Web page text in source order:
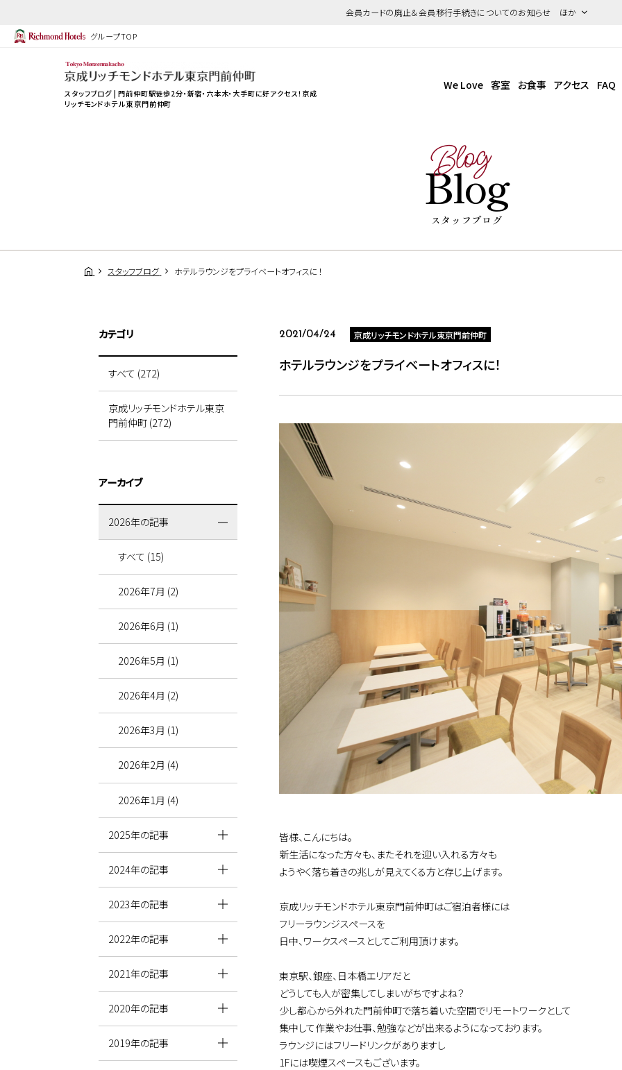
会員カードの廃止＆会員移行手続きについてのお知らせ ほか
グループTOP
スタッフブログ | 門前仲町駅徒歩2分・新宿・六本木・大手町に好アクセス！京成
リッチモンドホテル 東京門前仲町
We Love 客室 お食事 アクセス FAQ
Blog
Blog
スタッフブログ
スタッフブログ ホテルラウンジをプライベートオフィスに！
2021/04/24 京成リッチモンドホテル東京門前仲町
ホテルラウンジをプライベートオフィスに！
皆様、こんにちは。
新生活になった方々も、またそれを迎い入れる方々も
ようやく落ち着きの兆しが見えてくる方と存じ上げます。
京成リッチモンドホテル東京門前仲町はご宿泊者様には
フリーラウンジスペースを
日中、ワークスペースとしてご利用頂けます。
東京駅、銀座、日本橋エリアだと
どうしても人が密集してしまいがちですよね？
少し都心から外れた門前仲町で落ち着いた空間でリモートワークとして
集中して作業やお仕事、勉強などが出来るようになっております。
ラウンジにはフリードリンクがありますし
1Fには喫煙スペースもございます。
カテゴリ
すべて (272)
京成リッチモンドホテル東京
門前仲町 (272)
アーカイブ
2026年の記事
すべて (15)
2026年7月 (2)
2026年6月 (1)
2026年5月 (1)
2026年4月 (2)
2026年3月 (1)
2026年2月 (4)
2026年1月 (4)
2025年の記事
2024年の記事
2023年の記事
2022年の記事
2021年の記事
2020年の記事
2019年の記事